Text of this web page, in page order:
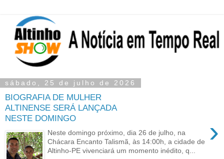
sábado, 25 de julho de 2026
BIOGRAFIA DE MULHER
ALTINENSE SERÁ LANÇADA
NESTE DOMINGO
›
Neste domingo próximo, dia 26 de julho, na
Chácara Encanto Talismã, às 14:00h, a cidade de
Altinho-PE vivenciará um momento inédito, q...